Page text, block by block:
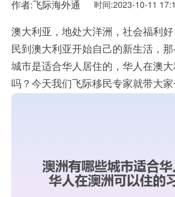
作者:飞际海外通 时间:2023-10-11
澳大利亚，地处大洋洲，社会福利
民到澳大利亚开始自己的新生活，
城市是适合华人居住的，华人在澳
吗？今天我们飞际移民专家就带大家